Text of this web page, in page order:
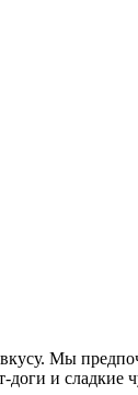
Мы
и сладкие